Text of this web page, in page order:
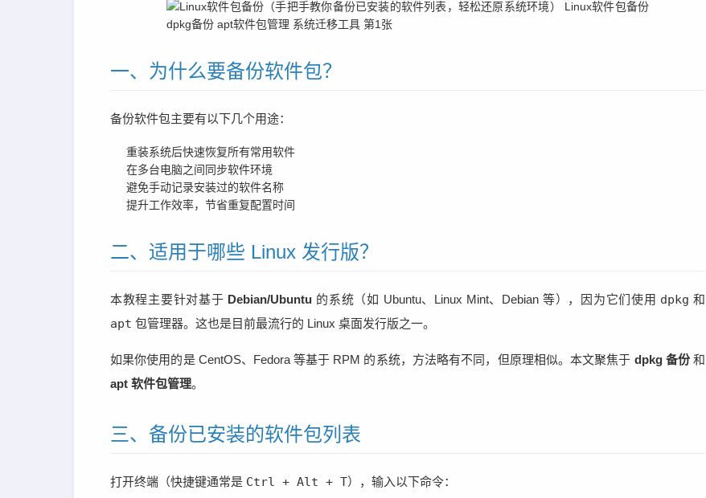
一、为什么要备份软件包？
备份软件包主要有以下几个用途：
重装系统后快速恢复所有常用软件
在多台电脑之间同步软件环境
避免手动记录安装过的软件名称
提升工作效率，节省重复配置时间
二、适用于哪些 Linux 发行版？
本教程主要针对基于 Debian/Ubuntu 的系统（如 Ubuntu、Linux Mint、Debian 等），因为它们使用 dpkg 和
apt 包管理器。这也是目前最流行的 Linux 桌面发行版之一。
如果你使用的是 CentOS、Fedora 等基于 RPM 的系统，方法略有不同，但原理相似。本文聚焦于 dpkg 备份和
apt 软件包管理。
三、备份已安装的软件包列表
打开终端（快捷键通常是 Ctrl + Alt + T），输入以下命令：